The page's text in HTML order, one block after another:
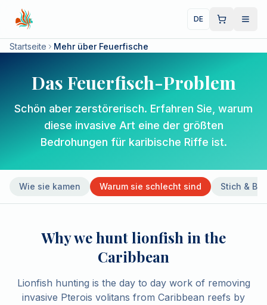
DE
Startseite Mehr über Feuerfische
Das Feuerfisch-Problem
Schön aber zerstörerisch. Erfahren Sie, warum
diese invasive Art eine der größten
Bedrohungen für karibische Riffe ist.
Wie sie kamen Warum sie schlecht sind Stich &
Why we hunt lionfish in the
Caribbean
Lionfish hunting is the day to day work of removing
invasive Pterois volitans from Caribbean reefs by